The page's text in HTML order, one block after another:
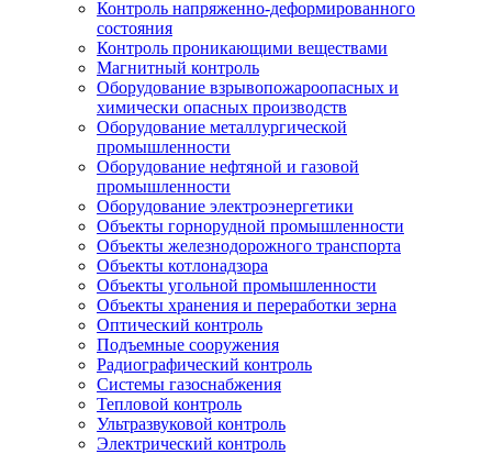
Контроль напряженно-деформированного
состояния
Контроль проникающими веществами
Магнитный контроль
Оборудование взрывопожароопасных и
химически опасных производств
Оборудование металлургической
промышленности
Оборудование нефтяной и газовой
промышленности
Оборудование электроэнергетики
Объекты горнорудной промышленности
Объекты железнодорожного транспорта
Объекты котлонадзора
Объекты угольной промышленности
Объекты хранения и переработки зерна
Оптический контроль
Подъемные сооружения
Радиографический контроль
Системы газоснабжения
Тепловой контроль
Ультразвуковой контроль
Электрический контроль